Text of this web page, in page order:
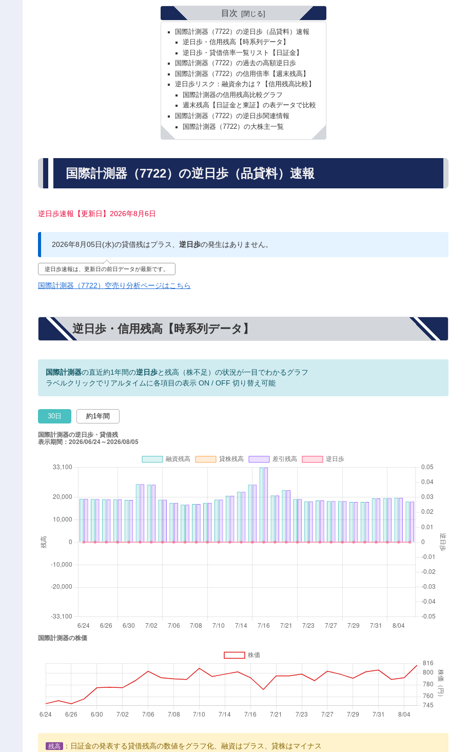
目次
国際計測器（7722）の逆日歩（品貸料）速報
逆日歩・信用残高【時系列データ】
逆日歩・貸借倍率一覧リスト【日証金】
国際計測器（7722）の過去の高額逆日歩
国際計測器（7722）の信用倍率【週末残高】
逆日歩リスク：融資余力は？【信用残高比較】
国際計測器の信用残高比較グラフ
週末残高【日証金と東証】の表データで比較
国際計測器（7722）の逆日歩関連情報
国際計測器（7722）の大株主一覧
国際計測器（7722）の逆日歩（品貸料）速報
逆日歩速報【更新日】2026年8月6日
2026年8月05日(水)の貸借残はプラス、 逆日歩の発生はありません。
逆日歩速報は、更新日の前日データが最新です。
国際計測器（7722）空売り分析ページはこちら
逆日歩・信用残高【時系列データ】
国際計測器の直近約1年間の逆日歩と残高（株不足）の状況が一目でわかるグラフ
ラベルクリックでリアルタイムに各項目の表示 ON / OFF 切り替え可能
30日 約1年間
残高
：日証金の発表する貸借残高の数値をグラフ化、融資はプラス、貸株はマイナス